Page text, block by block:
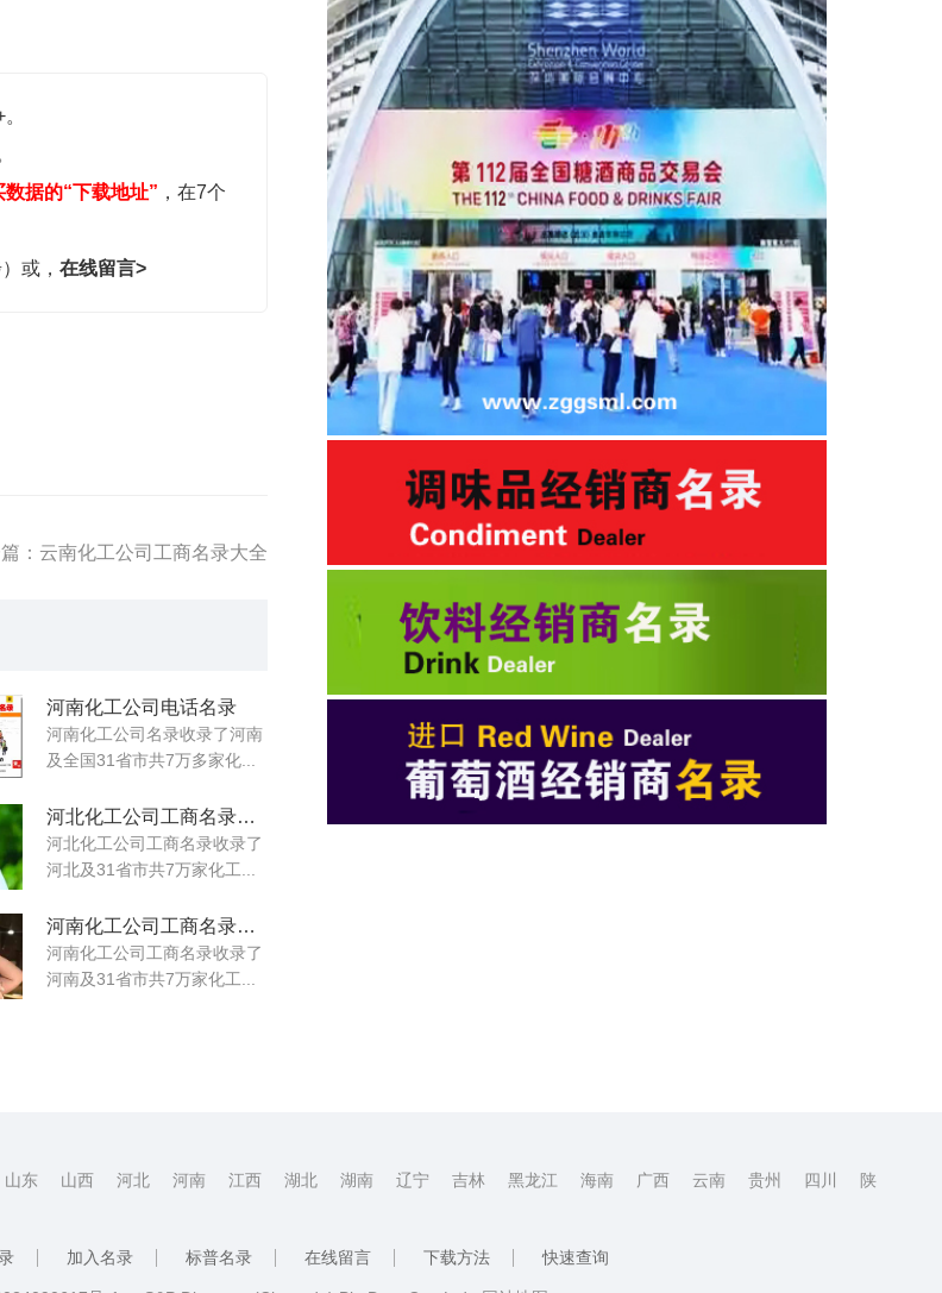
据的“下载地址” ，在7个
或， 在线留言>
：云南化工公司工商名录大全
河南化工公司电话名录
河南化工公司名录收录了河南
及全国31省市共7万多家化...
河北化工公司工商名录大全
河北化工公司工商名录收录了
河北及31省市共7万家化工...
河南化工公司工商名录大全
河南化工公司工商名录收录了
河南及31省市共7万家化工...
山东 山西 河北 河南 江西 湖北 湖南 辽宁 吉林 黑龙江 海南 广西 云南 贵州 四川
陕
加入名录 标普名录 在线留言 下载方法 快速查询